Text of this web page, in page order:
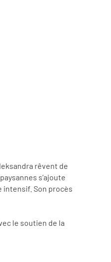
rêvent de
s’ajoute
intensif. Son procès
le soutien de la